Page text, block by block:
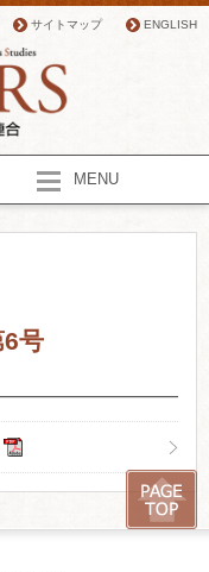
サイトマップ ENGLISH
MENU
6号